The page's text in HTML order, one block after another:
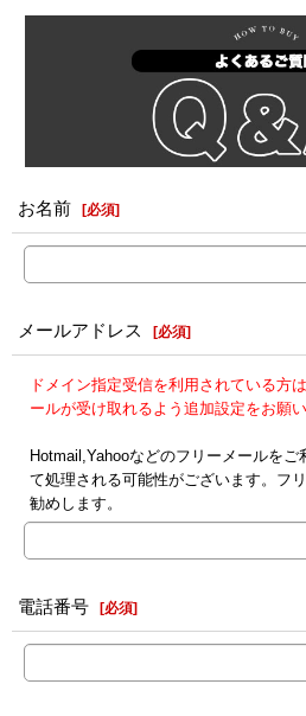
お名前 [必須]
メールアドレス [必須]
ドメイン指定受信を利用されている方
ールが受け取れるよう追加設定をお願
Hotmail,Yahooなどのフリーメールを
て処理される可能性がございます。フ
勧めします。
電話番号 [必須]